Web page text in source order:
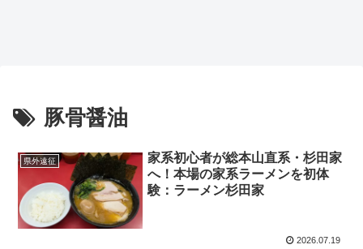
豚骨醤油
県外遠征
家系初心者が総本山直系・杉田家
へ！本場の家系ラーメンを初体
験：ラーメン杉田家
2026.07.19